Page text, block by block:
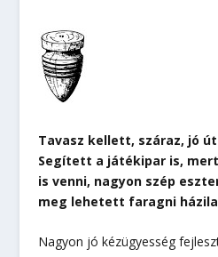
Tavasz kellett, száraz, jó
Segített a játékipar is,
is venni, nagyon szép
meg lehetett faragni
Nagyon jó kézügyesség